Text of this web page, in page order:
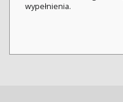
wypełnienia.